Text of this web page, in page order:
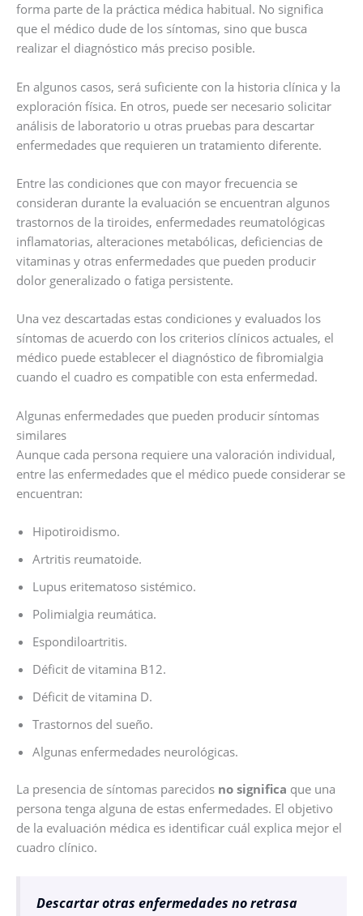
forma parte de la práctica médica habitual. No significa
que el médico dude de los síntomas, sino que busca
realizar el diagnóstico más preciso posible.
En algunos casos, será suficiente con la historia clínica y la
exploración física. En otros, puede ser necesario solicitar
análisis de laboratorio u otras pruebas para descartar
enfermedades que requieren un tratamiento diferente.
Entre las condiciones que con mayor frecuencia se
consideran durante la evaluación se encuentran algunos
trastornos de la tiroides, enfermedades reumatológicas
inflamatorias, alteraciones metabólicas, deficiencias de
vitaminas y otras enfermedades que pueden producir
dolor generalizado o fatiga persistente.
Una vez descartadas estas condiciones y evaluados los
síntomas de acuerdo con los criterios clínicos actuales, el
médico puede establecer el diagnóstico de fibromialgia
cuando el cuadro es compatible con esta enfermedad.
Algunas enfermedades que pueden producir síntomas
similares
Aunque cada persona requiere una valoración individual,
entre las enfermedades que el médico puede considerar se
encuentran:
Hipotiroidismo.
Artritis reumatoide.
Lupus eritematoso sistémico.
Polimialgia reumática.
Espondiloartritis.
Déficit de vitamina B12.
Déficit de vitamina D.
Trastornos del sueño.
Algunas enfermedades neurológicas.
La presencia de síntomas parecidos no significa que una
persona tenga alguna de estas enfermedades. El objetivo
de la evaluación médica es identificar cuál explica mejor el
cuadro clínico.
Descartar otras enfermedades no retrasa